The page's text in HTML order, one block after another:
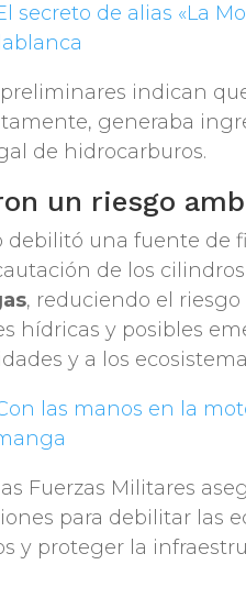
secreto de alias «La
indican
generaba
de hidrocarburos.
un riesgo
debilitó una fuente de
de los
, reduciendo el
hídricas y posibles
y a los
las manos en la
Fuerzas Militares
para debilitar las
y proteger la